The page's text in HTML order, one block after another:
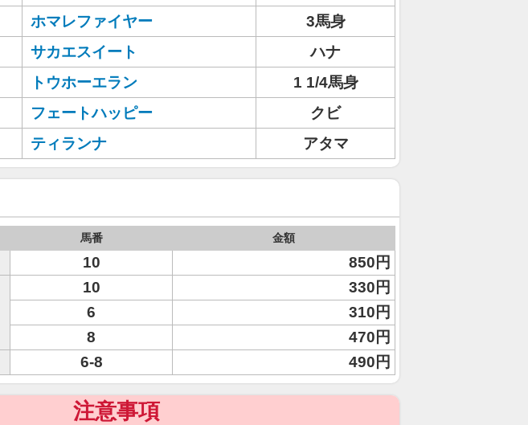
ホマレファイヤー
3馬身
サカエスイート
ハナ
トウホーエラン
1 1/4馬身
フェートハッピー
クビ
ティランナ アタマ
馬番 金額
10 850円
10
330円
6
310円
8
470円
6-8 490円
注意事項